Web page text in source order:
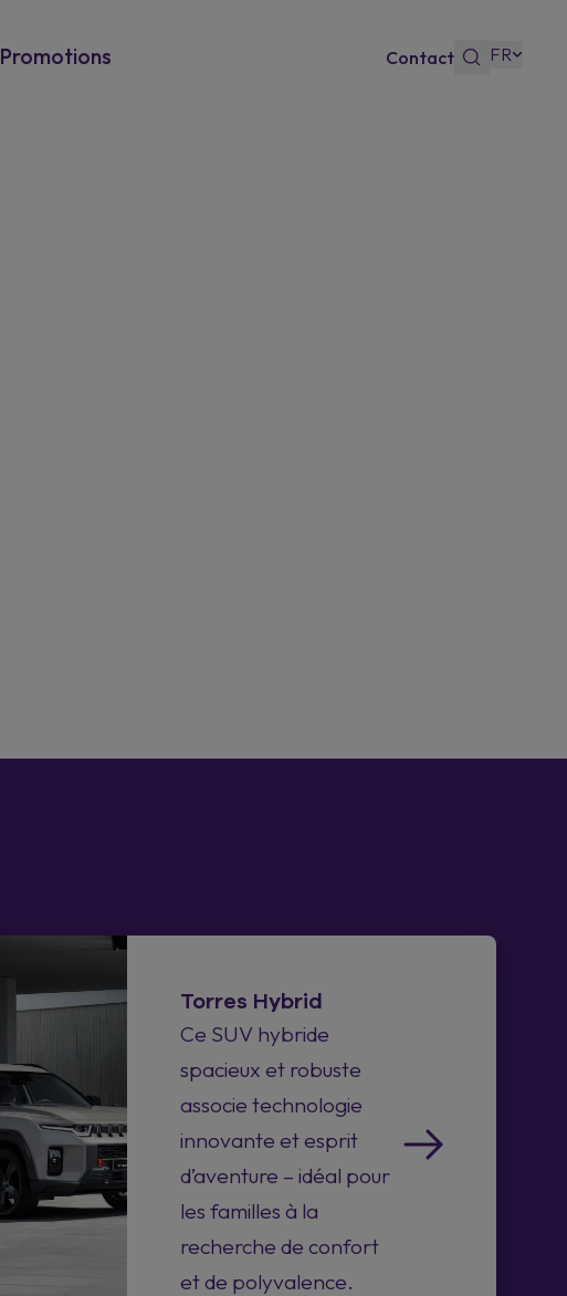
Promotions Contact FR
Torres Hybrid
Ce SUV hybride
spacieux et robuste
associe technologie
innovante et esprit
d’aventure – idéal pour
les familles à la
recherche de confort
et de polyvalence.